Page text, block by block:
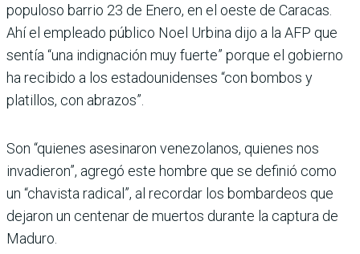
populoso barrio 23 de Enero, en el oeste de Caracas.
Ahí el empleado público Noel Urbina dijo a la AFP que
sentía “una indignación muy fuerte” porque el gobierno
ha recibido a los estadounidenses “con bombos y
platillos, con abrazos”.
Son “quienes asesinaron venezolanos, quienes nos
invadieron”, agregó este hombre que se definió como
un “chavista radical”, al recordar los bombardeos que
dejaron un centenar de muertos durante la captura de
Maduro.